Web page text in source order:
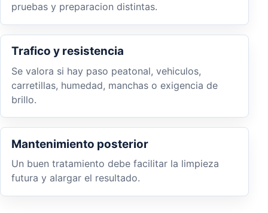
pruebas y preparacion distintas.
Trafico y resistencia
Se valora si hay paso peatonal, vehiculos,
carretillas, humedad, manchas o exigencia de
brillo.
Mantenimiento posterior
Un buen tratamiento debe facilitar la limpieza
futura y alargar el resultado.